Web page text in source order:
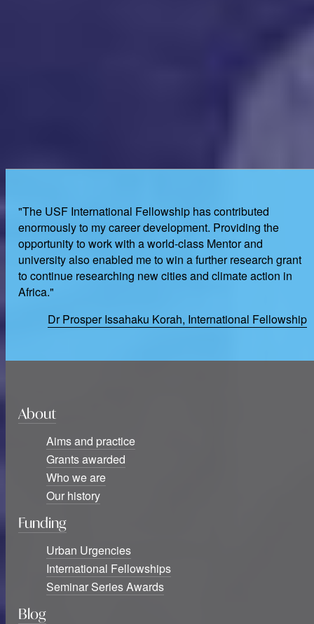
"The USF International Fellowship has contributed
enormously to my career development. Providing the
opportunity to work with a world-class Mentor and
university also enabled me to win a further research grant
to continue researching new cities and climate action in
Africa."
Dr Prosper Issahaku Korah, International Fellowship
About
Aims and practice
Grants awarded
Who we are
Our history
Funding
Urban Urgencies
International Fellowships
Seminar Series Awards
Blog